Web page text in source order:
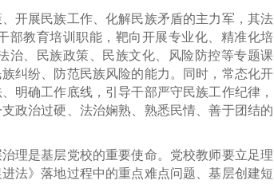
开展民族工作、化解民族矛盾的主力军，其法
部教育培训职能，靶向开展专业化、精准化培
治、民族政策、民族文化、风险防控等专题课
纠纷、防范民族风险的能力。同时，常态化开
明确工作底线，引导干部严守民族工作纪律，
政治过硬、法治娴熟、熟悉民情、善于团结的
理是基层党校的重要使命。党校教师要立足理
法》落地过程中的重点难点问题、基层创建短